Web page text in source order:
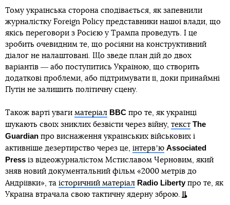
Тому українська сторона сподівається, як запевнили
журналістку Foreign Policy представники нашої влади, що
якісь переговори з Росією у Трампа проведуть. І це
зробить очевидним те, що росіяни на конструктивний
діалог не налаштовані. Що зведе план дій до двох
варіантів ― або поступитись Україною, що створить
додаткові проблеми, або підтримувати її, доки принаймні
Путін не залишить політичну сцену.
Також варті уваги матеріал BBC про те, як українці
шукають своїх зниклих безвісти через війну, текст The
Guardian про виснаження українських військових і
активніше дезертирство через це, інтервʼю Associated
Press із відеожурналістом Мстиславом Черновим, який
зняв новий документальний фільм «2000 метрів до
Андріївки», та історичний матеріал Radio Libertyпро те, як
Україна втрачала свою тактичну ядерну зброю.